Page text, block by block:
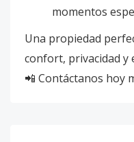
momentos
Una propiedad
confort, privacidad y
📲 Contáctanos hoy